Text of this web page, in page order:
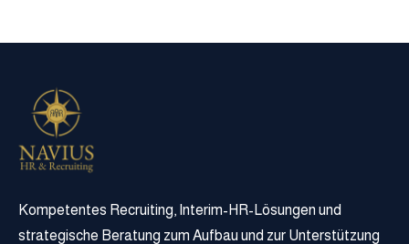
als Arbeitgeber vermittelt.
Kompetentes Recruiting, Interim-HR-Lösungen und
strategische Beratung zum Aufbau und zur Unterstützung